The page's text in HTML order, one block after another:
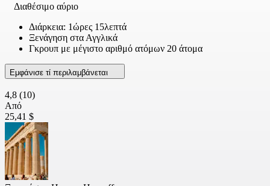
Διαθέσιμο αύριο
Διάρκεια: 1ώρες 15λεπτά
Ξενάγηση στα Αγγλικά
Γκρουπ με μέγιστο αριθμό ατόμων 20 άτομα
Εμφάνισε τί περιλαμβάνεται
4,8 (10)
Από
25,41 $